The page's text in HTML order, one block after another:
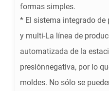
formas simples.
* El sistema integrado
y multi-La línea de
automatizada de la
presiónnegativa, por lo
moldes. No sólo se